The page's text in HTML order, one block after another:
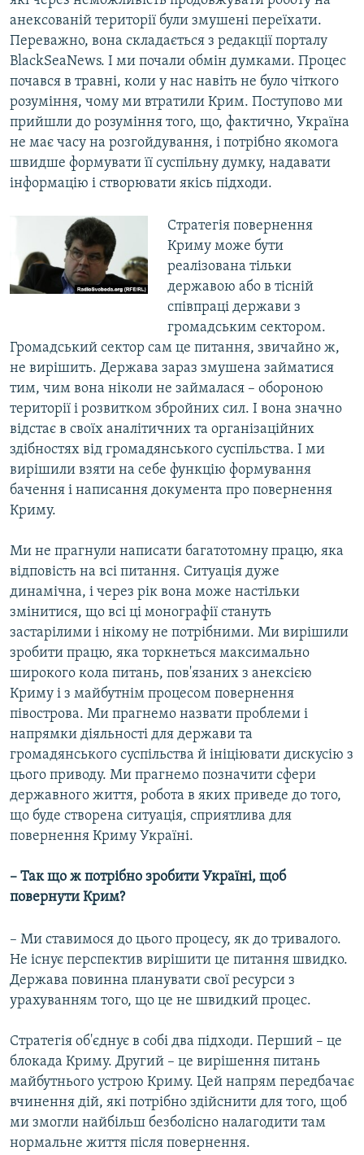
анексованій території були змушені переїхати.
Переважно, вона складається з редакції порталу
BlackSeaNews. І ми почали обмін думками. Процес
почався в травні, коли у нас навіть не було чіткого
розуміння, чому ми втратили Крим. Поступово ми
прийшли до розуміння того, що, фактично, Україна
не має часу на розгойдування, і потрібно якомога
швидше формувати її суспільну думку, надавати
інформацію і створювати якісь підходи.
Стратегія повернення
Криму може бути
реалізована тільки
державою або в тісній
співпраці держави з
громадським сектором.
Громадський сектор сам це питання, звичайно ж,
не вирішить. Держава зараз змушена займатися
тим, чим вона ніколи не займалася – обороною
території і розвитком збройних сил. І вона значно
відстає в своїх аналітичних та організаційних
здібностях від громадянського суспільства. І ми
вирішили взяти на себе функцію формування
бачення і написання документа про повернення
Криму.
Ми не прагнули написати багатотомну працю, яка
відповість на всі питання. Ситуація дуже
динамічна, і через рік вона може настільки
змінитися, що всі ці монографії стануть
застарілими і нікому не потрібними. Ми вирішили
зробити працю, яка торкнеться максимально
широкого кола питань, пов'язаних з анексією
Криму і з майбутнім процесом повернення
півострова. Ми прагнемо назвати проблеми і
напрямки діяльності для держави та
громадянського суспільства й ініціювати дискусію з
цього приводу. Ми прагнемо позначити сфери
державного життя, робота в яких приведе до того,
що буде створена ситуація, сприятлива для
повернення Криму Україні.
– Так що ж потрібно зробити Україні, щоб
повернути Крим?
– Ми ставимося до цього процесу, як до тривалого.
Не існує перспектив вирішити це питання швидко.
Держава повинна планувати свої ресурси з
урахуванням того, що це не швидкий процес.
Стратегія об'єднує в собі два підходи. Перший – це
блокада Криму. Другий – це вирішення питань
майбутнього устрою Криму. Цей напрям передбачає
вчинення дій, які потрібно здійснити для того, щоб
ми змогли найбільш безболісно налагодити там
нормальне життя після повернення.